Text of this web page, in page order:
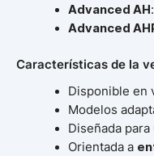
Advanced AH
Advanced
Características de la
Disponible en
Modelos
Diseñada para
Orientada a